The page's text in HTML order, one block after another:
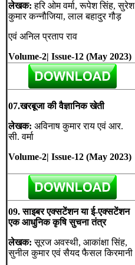
लेखक:हरि ओम वर्मा, रूपेश सिंह, सुरेश
कुमार कन्नौजिया, लाल बहादुर गौड़
एवं अनिल प्रताप राव
Volume-2| Issue-12 (May 2023)
07.खरबूजा की वैज्ञानिक खेती
लेखक: अविनाष कुमार राय एवं आर.
सी. वर्मा
Volume-2| Issue-12 (May 2023)
09. साइबर एक्सटेंशन या ई-एक्सटेंशन
एक आधुनिक कृषि सुचना तंत्र
लेखक: सूरज अवस्थी, आकांक्षा सिंह,
सुनील कुमार एवं सैयद फैसल किरमानी